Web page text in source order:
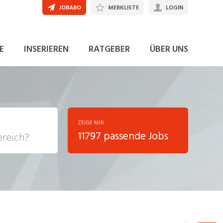
INSERIEREN RATGEBER ÜBER UNS
JOBABO MERKLISTE LOGIN
ZEIGE MIR
11797 passende Jobs
JETZT BEWERBEN